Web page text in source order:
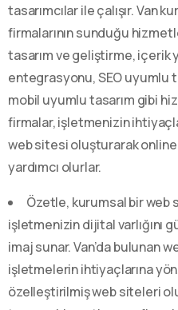
tasarımcılar ile çalışır. Van
firmalarının sunduğu
tasarım ve geliştirme,
entegrasyonu, SEO uyumlu
mobil uyumlu tasarım gibi
firmalar, işletmenizin
web sitesi oluşturarak online
yardımcı olurlar.
Özetle, kurumsal bir web
işletmenizin dijital varlığını
imaj sunar. Van’da bulunan
işletmelerin ihtiyaçlarına
özelleştirilmiş web siteleri